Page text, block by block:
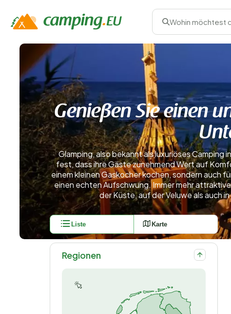
Wohin möchtest
Genießen Sie einen
Glamping, also bekannt als luxuriöses
fest, dass ihre Gäste zunehmend Wert auf
einem kleinen Gaskocher kochen, sondern auch
einen echten Aufschwung. Immer mehr
der Küste, auf der Veluwe als auch
Liste Karte
Regionen